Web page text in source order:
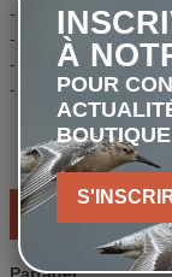
- Protecteur
- Courroie 31083
- Bouchon d'objectif
- Bouchon d'objectif
Partager
À
POUR